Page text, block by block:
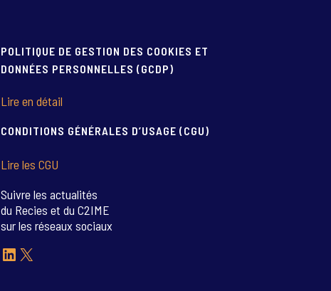
POLITIQUE DE GESTION DES COOKIES ET
DONNÉES PERSONNELLES (GCDP)
Lire en détail
CONDITIONS GÉNÉRALES D’USAGE (CGU)
Lire les CGU
Suivre les actualités
du Recies et du C2IME
sur les réseaux sociaux
LinkedIn
X